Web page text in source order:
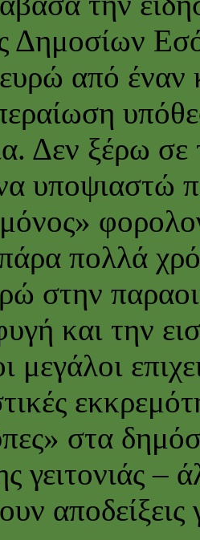
Δημοσίων
από έναν
Δεν ξέρω
υποψιαστώ
πολλά
στην
και την
μεγάλοι
στα
γειτονιάς –
αποδείξεις